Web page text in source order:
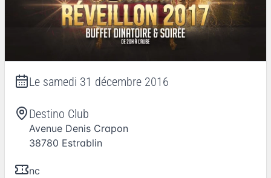
Le samedi 31 décembre 2016
Destino Club
Avenue Denis Crapon
38780 Estrablin
nc